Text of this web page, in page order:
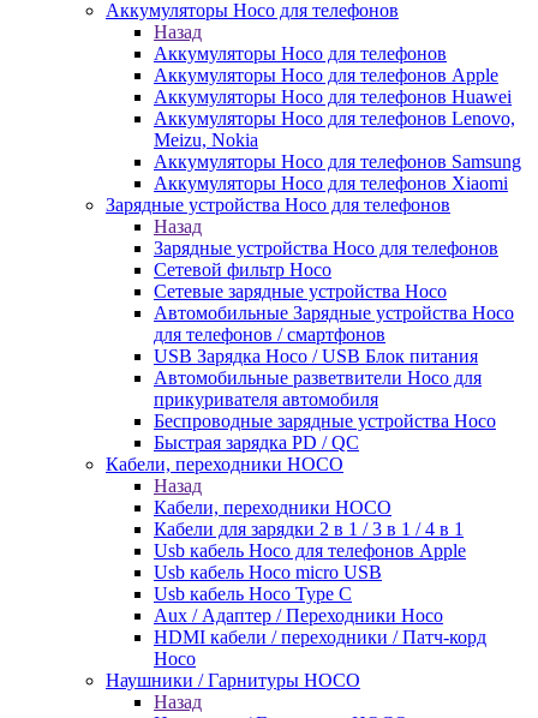
Аккумуляторы Hoco для телефонов
Назад
Аккумуляторы Hoco для телефонов
Аккумуляторы Hoco для телефонов Apple
Аккумуляторы Hoco для телефонов Huawei
Аккумуляторы Hoco для телефонов Lenovo,
Meizu, Nokia
Аккумуляторы Hoco для телефонов Samsung
Аккумуляторы Hoco для телефонов Xiaomi
Зарядные устройства Hoco для телефонов
Назад
Зарядные устройства Hoco для телефонов
Сетевой фильтр Hoco
Сетевые зарядные устройства Hoco
Автомобильные Зарядные устройства Hoco
для телефонов / смартфонов
USB Зарядка Hoco / USB Блок питания
Автомобильные разветвители Hoco для
прикуривателя автомобиля
Беспроводные зарядные устройства Hoco
Быстрая зарядка PD / QC
Кабели, переходники HOCO
Назад
Кабели, переходники HOCO
Кабели для зарядки 2 в 1 / 3 в 1 / 4 в 1
Usb кабель Hoco для телефонов Apple
Usb кабель Hoco micro USB
Usb кабель Hoco Type C
Aux / Адаптер / Переходники Hoco
HDMI кабели / переходники / Патч-корд
Hoco
Наушники / Гарнитуры HOCO
Назад